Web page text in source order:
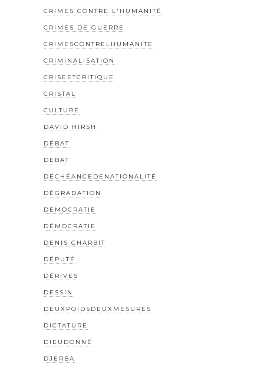
CRIMES CONTRE L'HUMANITÉ
CRIMES DE GUERRE
CRIMESCONTRELHUMANITE
CRIMINALISATION
CRISEETCRITIQUE
CRISTAL
CULTURE
DAVID HIRSH
DÉBAT
DEBAT
DÉCHÉANCEDENATIONALITÉ
DÉGRADATION
DEMOCRATIE
DÉMOCRATIE
DENIS CHARBIT
DÉPUTÉ
DÉRIVES
DESSIN
DEUXPOIDSDEUXMESURES
DICTATURE
DIEUDONNÉ
DJERBA